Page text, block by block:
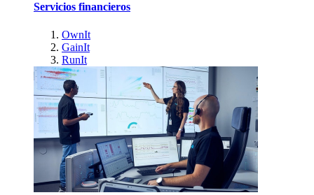
Servicios financieros
OwnIt
GainIt
RunIt